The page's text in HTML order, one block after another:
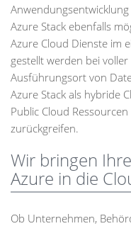
Azure Stack ebenfalls
Azure Cloud Dienste im
gestellt werden bei
Ausführungsort von
Azure Stack als hybride
Public Cloud
zurückgreifen.
Wir bringen
Azure in die
Ob Unternehmen,